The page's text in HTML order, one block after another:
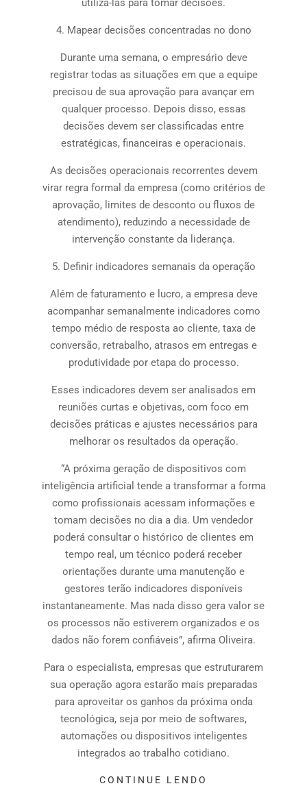
utilizá-las para tomar decisões.
4. Mapear decisões concentradas no dono
Durante uma semana, o empresário deve
registrar todas as situações em que a equipe
precisou de sua aprovação para avançar em
qualquer processo. Depois disso, essas
decisões devem ser classificadas entre
estratégicas, financeiras e operacionais.
As decisões operacionais recorrentes devem
virar regra formal da empresa (como critérios de
aprovação, limites de desconto ou fluxos de
atendimento), reduzindo a necessidade de
intervenção constante da liderança.
5. Definir indicadores semanais da operação
Além de faturamento e lucro, a empresa deve
acompanhar semanalmente indicadores como
tempo médio de resposta ao cliente, taxa de
conversão, retrabalho, atrasos em entregas e
produtividade por etapa do processo.
Esses indicadores devem ser analisados em
reuniões curtas e objetivas, com foco em
decisões práticas e ajustes necessários para
melhorar os resultados da operação.
“A próxima geração de dispositivos com
inteligência artificial tende a transformar a forma
como profissionais acessam informações e
tomam decisões no dia a dia. Um vendedor
poderá consultar o histórico de clientes em
tempo real, um técnico poderá receber
orientações durante uma manutenção e
gestores terão indicadores disponíveis
instantaneamente. Mas nada disso gera valor se
os processos não estiverem organizados e os
dados não forem confiáveis”, afirma Oliveira.
Para o especialista, empresas que estruturarem
sua operação agora estarão mais preparadas
para aproveitar os ganhos da próxima onda
tecnológica, seja por meio de softwares,
automações ou dispositivos inteligentes
integrados ao trabalho cotidiano.
CONTINUE LENDO